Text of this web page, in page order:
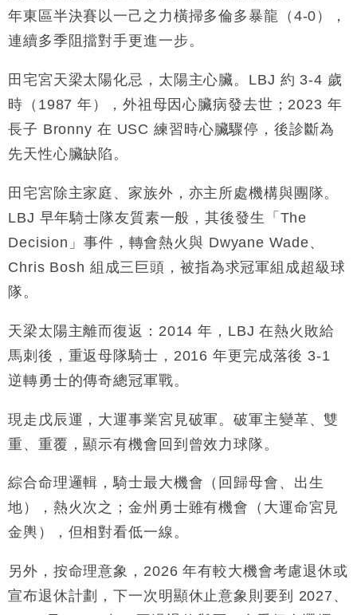
年東區半決賽以一己之力橫掃多倫多暴龍（4-0），
連續多季阻擋對手更進一步。
田宅宮天梁太陽化忌，太陽主心臟。LBJ 約 3-4 歲
時（1987 年），外祖母因心臟病發去世；2023 年
長子 Bronny 在 USC 練習時心臟驟停，後診斷為
先天性心臟缺陷。
田宅宮除主家庭、家族外，亦主所處機構與團隊。
LBJ 早年騎士隊友質素一般，其後發生「The
Decision」事件，轉會熱火與 Dwyane Wade、
Chris Bosh 組成三巨頭，被指為求冠軍組成超級球
隊。
天梁太陽主離而復返：2014 年，LBJ 在熱火敗給
馬刺後，重返母隊騎士，2016 年更完成落後 3-1
逆轉勇士的傳奇總冠軍戰。
現走戊辰運，大運事業宮見破軍。破軍主變革、雙
重、重覆，顯示有機會回到曾效力球隊。
綜合命理邏輯，騎士最大機會（回歸母會、出生
地），熱火次之；金州勇士雖有機會（大運命宮見
金輿），但相對看低一線。
另外，按命理意象，2026 年有較大機會考慮退休或
宣布退休計劃，下一次明顯休止意象則要到 2027、